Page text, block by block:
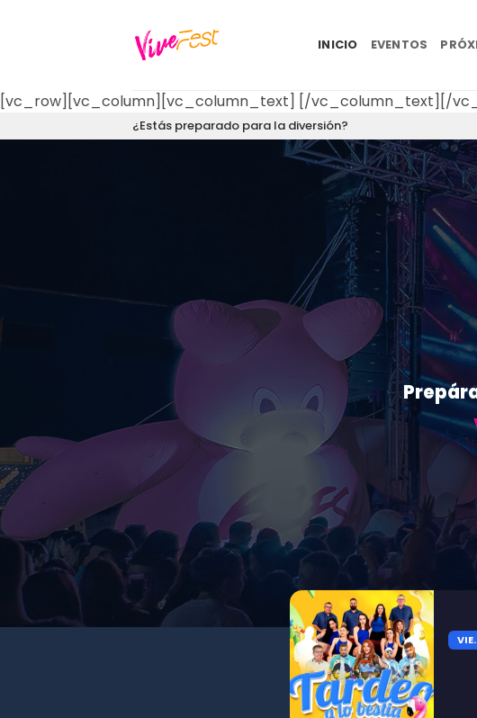
INICIO EVENTOS
[vc_row][vc_column][vc_column_text] [/vc_column_text][/
¿Estás preparado para la diversión?